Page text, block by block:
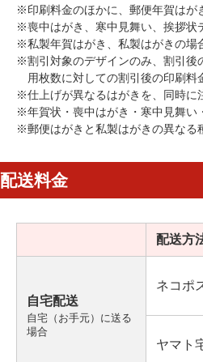
※印刷料金のほかに、郵便年賀はが
※喪中はがき、寒中見舞い、挨拶状
※私製年賀はがき、私製はがきの場
※割引対象のデザインのみ、割引後
用枚数に対しての割引後の印刷料
※仕上げが異なるはがきを、同時に
※年賀状・喪中はがき・寒中見舞い
※郵便はがきと私製はがきの異なる
配送料金
配送方
自宅配送
自宅（お手元）に送る
場合
ネコポ
ヤマト